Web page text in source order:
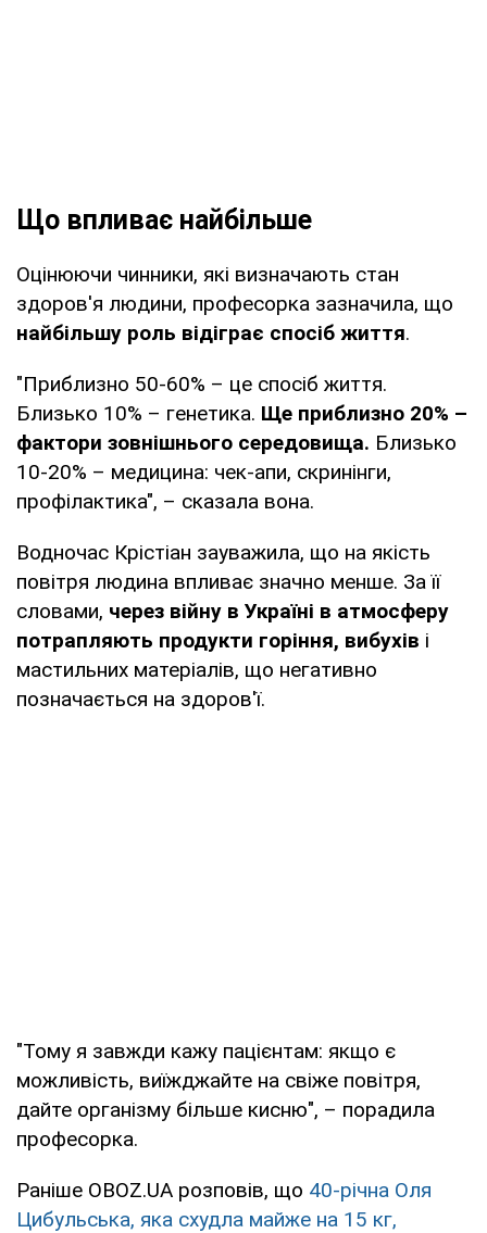
Що впливає найбільше
Оцінюючи чинники, які визначають стан
здоров'я людини, професорка зазначила, що
найбільшу роль відіграє спосіб життя.
"Приблизно 50-60% – це спосіб життя.
Близько 10% – генетика. Ще приблизно 20% –
фактори зовнішнього середовища. Близько
10-20% – медицина: чек-апи, скринінги,
профілактика", – сказала вона.
Водночас Крістіан зауважила, що на якість
повітря людина впливає значно менше. За її
словами, через війну в Україні в атмосферу
потрапляють продукти горіння, вибухів і
мастильних матеріалів, що негативно
позначається на здоров'ї.
"Тому я завжди кажу пацієнтам: якщо є
можливість, виїжджайте на свіже повітря,
дайте організму більше кисню", – порадила
професорка.
Раніше OBOZ.UA розповів, що 40-річна Оля
Цибульська, яка схудла майже на 15 кг,